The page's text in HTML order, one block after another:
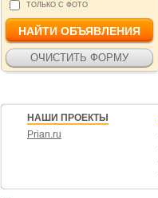
ТОЛЬКО С ФОТО
НАШИ ПРОЕКТЫ
Prian.ru